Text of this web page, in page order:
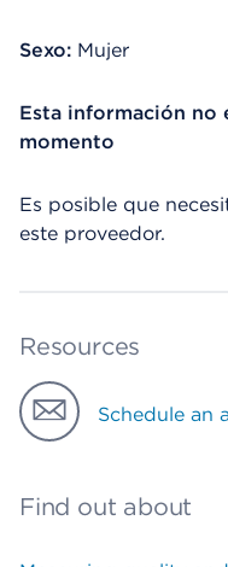
Sexo: Mujer
Esta información no
momento
Es posible que
este proveedor.
Resources
Schedule an
Find out about